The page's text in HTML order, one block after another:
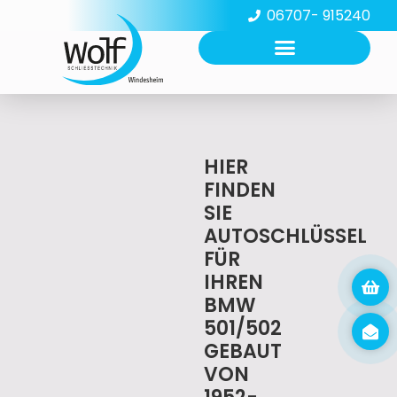
06707- 915240
HIER
FINDEN
SIE
AUTOSCHLÜSSEL
FÜR
IHREN
BMW
501/502
GEBAUT
VON